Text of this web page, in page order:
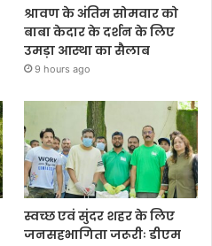
श्रावण के अंतिम सोमवार को
बाबा केदार के दर्शन के लिए
उमड़ा आस्था का सैलाब
9 hours ago
स्वच्छ एवं सुंदर शहर के लिए
जनसहभागिता जरूरीः डीएम